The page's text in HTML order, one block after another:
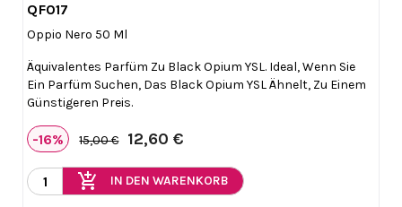
QF017
Oppio Nero 50 Ml
Äquivalentes Parfüm Zu Black Opium YSL. Ideal, Wenn Sie
Ein Parfüm Suchen, Das Black Opium YSL Ähnelt, Zu Einem
Günstigeren Preis.
-16% 15,00 € 12,60 €
add_shopping_cart IN DEN WARENKORB